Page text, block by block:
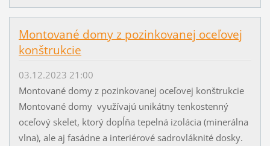
Montované domy z pozinkovanej oceľovej
konštrukcie
03.12.2023 21:00
Montované domy z pozinkovanej oceľovej konštrukcie
Montované domy využívajú unikátny tenkostenný
oceľový skelet, ktorý dopĺňa tepelná izolácia (minerálna
vlna), ale aj fasádne a interiérové sadrovláknité dosky.